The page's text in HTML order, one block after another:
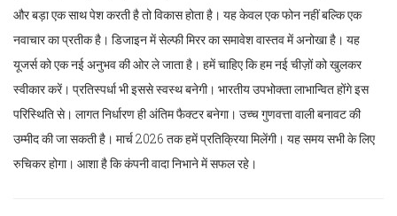
और बड़ा एक साथ पेश करती है तो विकास होता है। यह केवल एक फोन नहीं बल्कि एक
नवाचार का प्रतीक है। डिजाइन में सेल्फी मिरर का समावेश वास्तव में अनोखा है। यह
यूजर्स को एक नई अनुभव की ओर ले जाता है। हमें चाहिए कि हम नई चीज़ों को खुलकर
स्वीकार करें। प्रतिस्पर्धा भी इससे स्वस्थ बनेगी। भारतीय उपभोक्ता लाभान्वित होंगे इस
परिस्थिति से। लागत निर्धारण ही अंतिम फैक्टर बनेगा। उच्च गुणवत्ता वाली बनावट की
उम्मीद की जा सकती है। मार्च 2026 तक हमें प्रतिक्रिया मिलेंगी। यह समय सभी के लिए
रुचिकर होगा। आशा है कि कंपनी वादा निभाने में सफल रहे।